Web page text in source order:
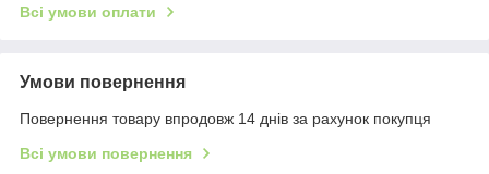
Всі умови оплати
Умови повернення
Повернення товару впродовж 14 днів за рахунок покупця
Всі умови повернення